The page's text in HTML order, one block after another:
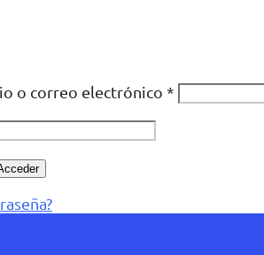
o correo electrónico *